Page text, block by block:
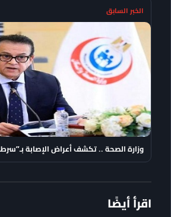
الخبر السابق
وزارة الصحة .. تكشف أعراض الإصابة
اقرأ أيضًا